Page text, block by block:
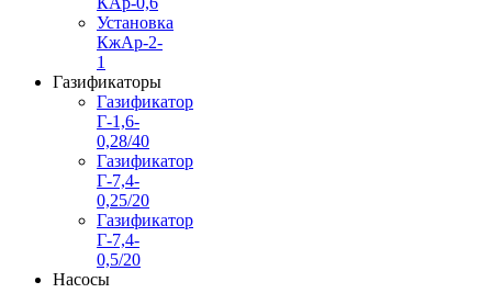
Установка
КжАр-2-
1
Газификаторы
Газификатор
Г-1,6-
0,28/40
Газификатор
Г-7,4-
0,25/20
Газификатор
Г-7,4-
0,5/20
Насосы